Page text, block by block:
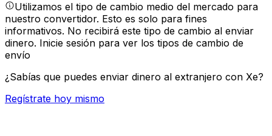
Utilizamos el tipo de cambio medio del mercado para
nuestro convertidor. Esto es solo para fines
informativos. No recibirá este tipo de cambio al enviar
dinero. Inicie sesión para ver los tipos de cambio de
envío
¿Sabías que puedes enviar dinero al extranjero con Xe?
Regístrate hoy mismo